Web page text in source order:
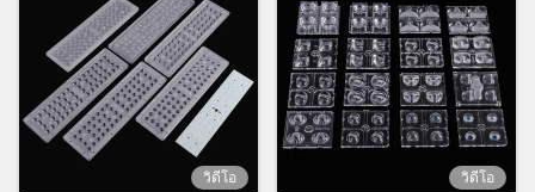
วิดีโอ วิดีโอ